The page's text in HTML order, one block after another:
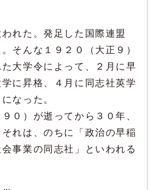
れた。発足した国際連盟
そんな１９２０（大正９）
大学令によって、２月に早
に昇格、４月に同志社英学
なった。
０）が逝ってから３０年、
れは、のちに「政治の早稲
事業の同志社」といわれる